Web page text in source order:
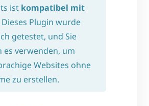
ist kompatibel mit
Dieses Plugin wurde
getestet, und Sie
es verwenden, um
Websites ohne
zu erstellen.